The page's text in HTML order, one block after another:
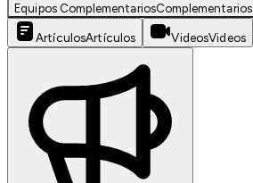
Equipos ComplementariosComplementarios
ArtículosArtículos VideosVideos